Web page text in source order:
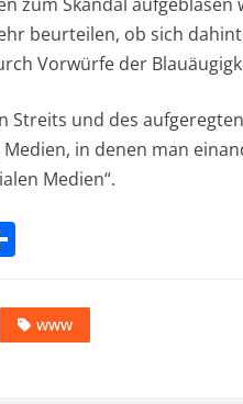
beurteilen, ob sich
Vorwürfe der
Streits und des
in denen man
Medien“.
le
nwww